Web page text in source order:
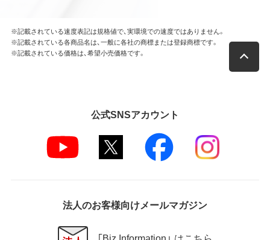
※記載されている速度表記は規格値で、実環境での速度ではありません。
※記載されている各商品名は、一般に各社の商標または登録商標です。
※記載されている価格は、希望小売価格です。
公式SNSアカウント
法人のお客様向けメールマガジン